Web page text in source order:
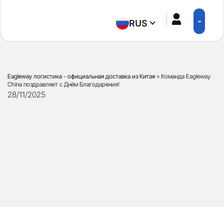
RUS
Eagleway логистика - официальная доставка из Китая » Команда Eagleway
China поздравляет с Днём Благодарения!
28/11/2025